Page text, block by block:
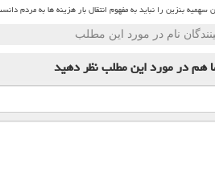
سهمیه بنزین را نباید به مفهوم انتقال بار هزینه ها به مردم
نام در مورد این مطلب
همدر مورد این مطلبنظر دهید